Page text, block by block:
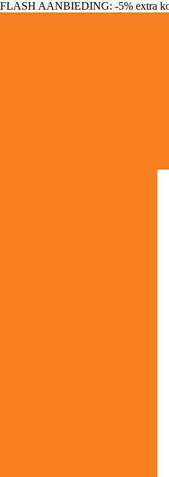
FLASH AANBIEDING: -5% extra